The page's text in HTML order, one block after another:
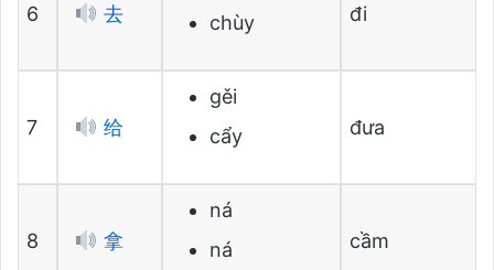
6 去
chùy
đi
7 给
gěi
cẩy
đưa
8 拿
ná
ná
cầm